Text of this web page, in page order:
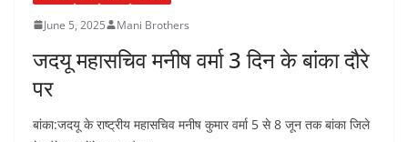
June 5, 2025 Mani Brothers
जदयू महासचिव मनीष वर्मा 3 दिन के बांका दौरे
पर
बांका:जदयू के राष्ट्रीय महासचिव मनीष कुमार वर्मा 5 से 8 जून तक बांका जिले